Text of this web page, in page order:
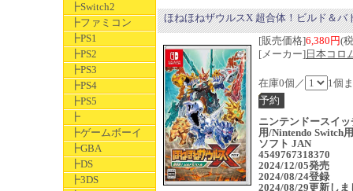
┣Switch2
┣ファミコン
┣PS1
┣PS2
┣PS3
┣PS4
┣PS5
┣
┣ゲームボーイ
┣GBA
┣DS
┣3DS
ほねほねザウルスX 超合体！ビルド＆バ
[販売価格]6,380円(
[メーカー]日本コロ
在庫0個／ 1個
ニンテンドースイッ
用/Nintendo Switch
ソフト JAN
4549767318370
2024/12/05発売
2024/08/24登録
2024/08/29更新しま